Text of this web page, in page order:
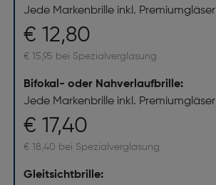
Jede Markenbrille inkl. Premiumgläser
€ 12,80
€ 15,95 bei Spezialverglasung
Bifokal- oder Nahverlaufbrille:
Jede Markenbrille inkl. Premiumgläser
€ 17,40
€ 18,40 bei Spezialverglasung
Gleitsichtbrille: